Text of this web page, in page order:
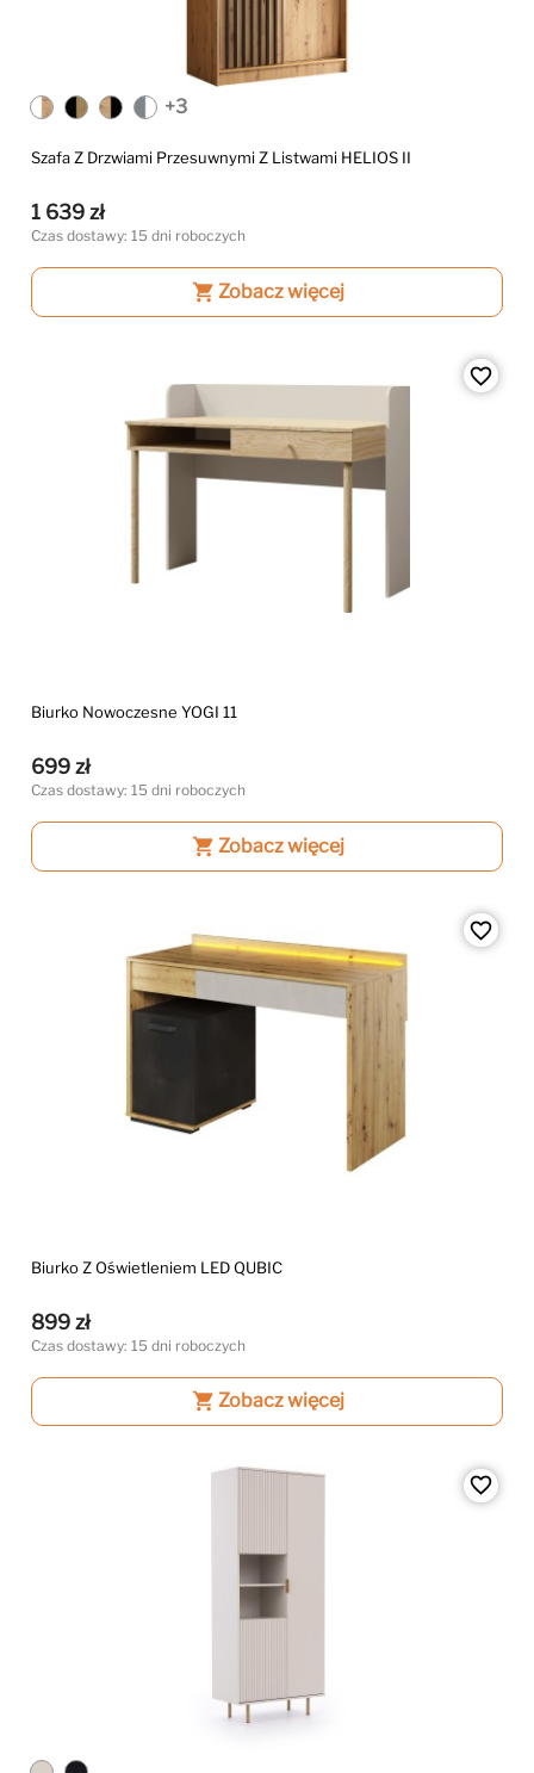
+3
Szafa Z Drzwiami Przesuwnymi Z Listwami HELIOS II
1 639 zł
Czas dostawy: 15 dni roboczych
shopping_cart Zobacz więcej
favorite_border
Biurko Nowoczesne YOGI 11
699 zł
Czas dostawy: 15 dni roboczych
shopping_cart Zobacz więcej
favorite_border
Biurko Z Oświetleniem LED QUBIC
899 zł
Czas dostawy: 15 dni roboczych
shopping_cart Zobacz więcej
favorite_border